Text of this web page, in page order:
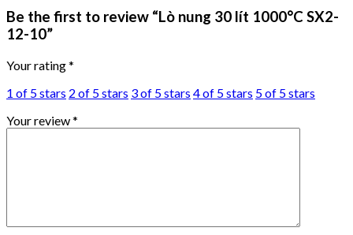
Be the first to review “Lò nung 30 lít 1000°C SX2-
12-10”
Your rating*
1 of 5 stars 2 of 5 stars 3 of 5 stars 4 of 5 stars 5 of 5 stars
Your review*